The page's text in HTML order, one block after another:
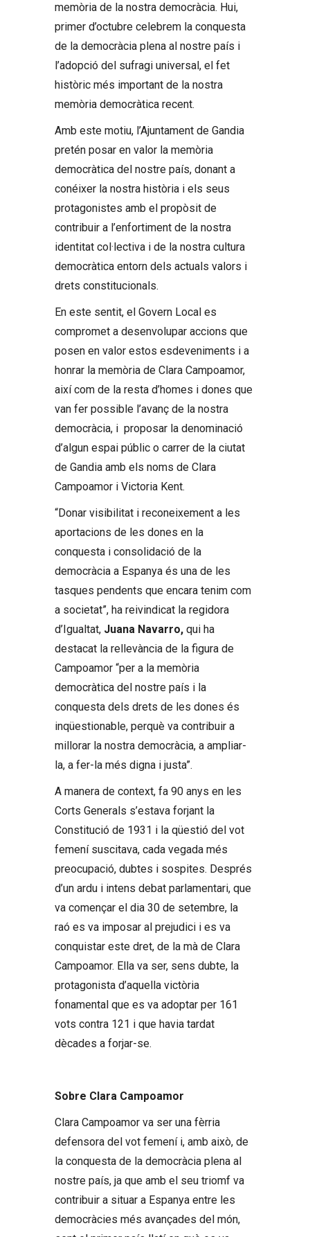
memòria de la nostra democràcia. Hui,
primer d’octubre celebrem la conquesta
de la democràcia plena al nostre país i
l’adopció del sufragi universal, el fet
històric més important de la nostra
memòria democràtica recent.
Amb este motiu, l’Ajuntament de Gandia
pretén posar en valor la memòria
democràtica del nostre país, donant a
conéixer la nostra història i els seus
protagonistes amb el propòsit de
contribuir a l’enfortiment de la nostra
identitat col·lectiva i de la nostra cultura
democràtica entorn dels actuals valors i
drets constitucionals.
En este sentit, el Govern Local es
compromet a desenvolupar accions que
posen en valor estos esdeveniments i a
honrar la memòria de Clara Campoamor,
així com de la resta d’homes i dones que
van fer possible l’avanç de la nostra
democràcia, i proposar la denominació
d’algun espai públic o carrer de la ciutat
de Gandia amb els noms de Clara
Campoamor i Victoria Kent.
“Donar visibilitat i reconeixement a les
aportacions de les dones en la
conquesta i consolidació de la
democràcia a Espanya és una de les
tasques pendents que encara tenim com
a societat”, ha reivindicat la regidora
d’Igualtat, Juana Navarro, qui ha
destacat la rellevància de la figura de
Campoamor “per a la memòria
democràtica del nostre país i la
conquesta dels drets de les dones és
inqüestionable, perquè va contribuir a
millorar la nostra democràcia, a ampliar-
la, a fer-la més digna i justa”.
A manera de context, fa 90 anys en les
Corts Generals s’estava forjant la
Constitució de 1931 i la qüestió del vot
femení suscitava, cada vegada més
preocupació, dubtes i sospites. Després
d’un ardu i intens debat parlamentari, que
va començar el dia 30 de setembre, la
raó es va imposar al prejudici i es va
conquistar este dret, de la mà de Clara
Campoamor. Ella va ser, sens dubte, la
protagonista d’aquella victòria
fonamental que es va adoptar per 161
vots contra 121 i que havia tardat
dècades a forjar-se.
Sobre Clara Campoamor
Clara Campoamor va ser una fèrria
defensora del vot femení i, amb això, de
la conquesta de la democràcia plena al
nostre país, ja que amb el seu triomf va
contribuir a situar a Espanya entre les
democràcies més avançades del món,